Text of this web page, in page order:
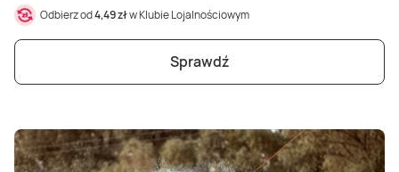
Odbierz od4,49 złw Klubie Lojalnościowym
Sprawdź